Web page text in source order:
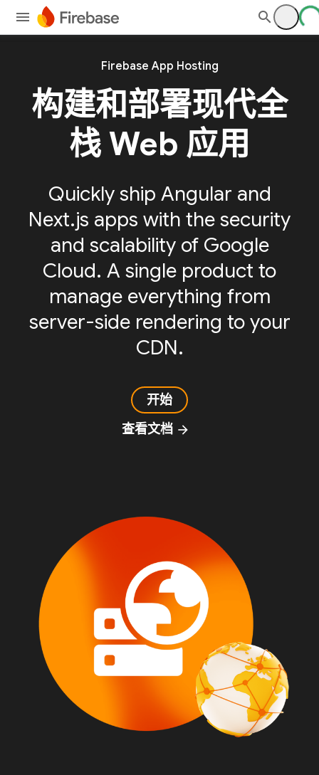
Firebase App Hosting
构建和部署现代全
栈 Web 应用
Quickly ship Angular and
Next.js apps with the security
and scalability of Google
Cloud. A single product to
manage everything from
server-side rendering to your
CDN.
开始
查看文档 arrow_forward